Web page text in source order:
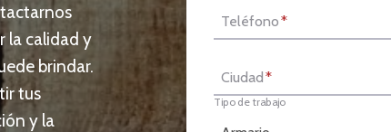
la calidad y
brindar.
tus
y la
Teléfono*
Ciudad*
Tipo de trabajo